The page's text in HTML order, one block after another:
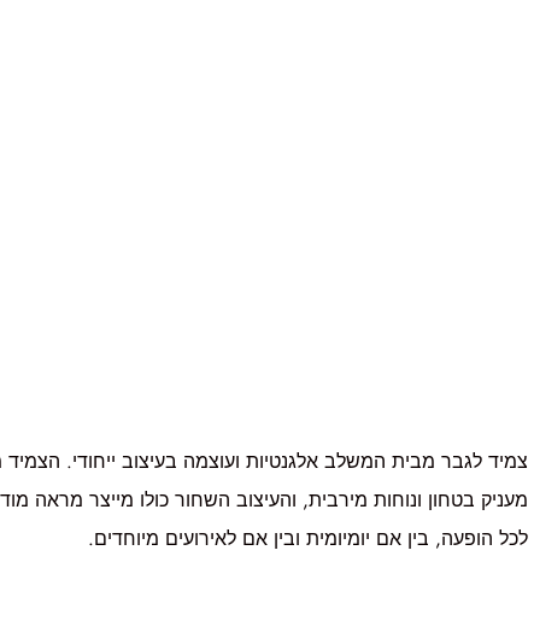
צמיד לגבר מבית המשלב אלגנטיות ועוצמה בעיצוב ייחודי.
מעניק בטחון ונוחות מירבית, והעיצוב השחור כולו מייצר מראה
לכל הופעה, בין אם יומיומית ובין אם לאירועים מיוחדים.